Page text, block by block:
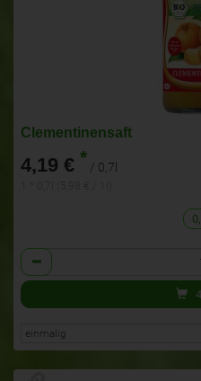
Clementinensaft
4,19 € * / 0,7l
Anzahl